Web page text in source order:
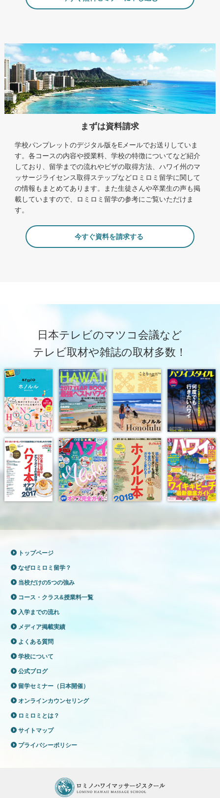
まずは資料請求
学校パンプレットのデジタル版をEメールでお送りしていま
す。各コースの内容や授業料、学校の特徴についてなど紹介
しており、留学までの流れやビザの取得方法、ハワイ州のマ
ッサージライセンス取得ステップなどロミロミ留学に関して
の情報もまとめてあります。また生徒さんや卒業生の声も掲
載していますので、ロミロミ留学の参考にご覧いただけま
す。
今すぐ資料を請求する
日本テレビのマツコ会議など
テレビ取材や雑誌の取材多数！
トップページ
なぜロミロミ留学？
当校だけの5つの強み
コース・クラス&授業料一覧
入学までの流れ
メディア掲載実績
よくある質問
学校について
公式ブログ
留学セミナー（日本開催）
オンラインカウンセリング
ロミロミとは？
サイトマップ
プライバシーポリシー